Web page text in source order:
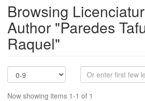
Browsing
Author "Paredes
Raquel"
Now showing items 1-1 of 1